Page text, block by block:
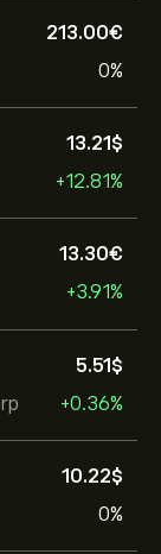
213.00‎€‎
0%
13.21‎$‎
+12.81%
13.30‎€‎
+3.91%
5.51‎$‎
+0.36%
10.22‎$‎
0%